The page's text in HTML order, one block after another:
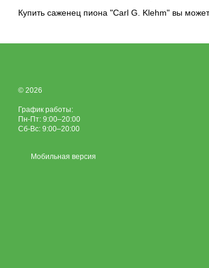
Купить саженец пиона "Carl G. Klehm" вы
© 2026
График работы:
Пн-Пт: 9:00–20:00
Сб-Вс: 9:00–20:00
Мобильная версия